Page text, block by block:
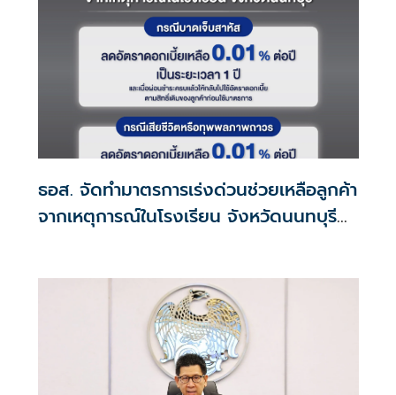
ธอส. จัดทำมาตรการเร่งด่วนช่วยเหลือลูกค้า
จากเหตุการณ์ในโรงเรียน จังหวัดนนทบุรี